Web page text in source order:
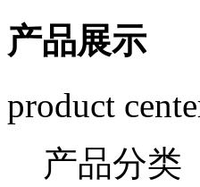
产品展示
product
产品分类